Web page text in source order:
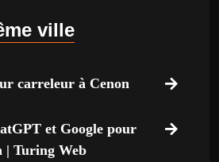
ville
carreleur à Cenon
et Google pour
| Turing Web